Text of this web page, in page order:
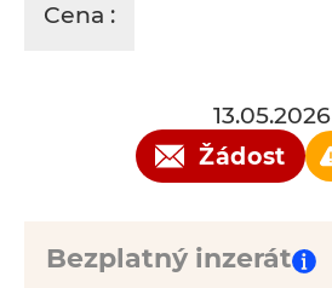
Cena :
13.05.2026
Žádost
Bezplatný inzerát